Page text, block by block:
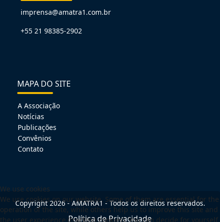
imprensa@amatra1.com.br
+55 21 98385-2902
MAPA DO SITE
A Associação
Notícias
Publicações
Convênios
Contato
Copyright 2026 - AMATRA1 - Todos os direitos reservados.
Política de Privacidade
We use cookies
We use cookies on our website. Some of them are essential for the
operation of the site, while others help us to improve this site and
the user experience (tracking cookies). You can decide for yourself